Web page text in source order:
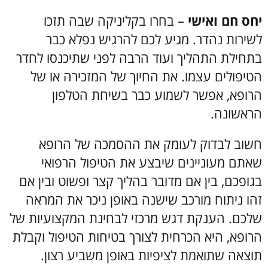
יחס חם ואישי – בחרו בקליניקה שבה תזכו
לשירות נהדר. מגיע לכם להרגיש נפלא כבר
בתחילת התהליך ועוד הרבה לפני שתיכנסו לחדר
הטיפולים עצמו. את החיוך של המזכירה או של
הרופא, אפשר לשמוע כבר בשיחת הטלפון
הראשונה.
חשוב לבדוק לעומק את ההסמכה של הרופא
שאתם מעוניינים שיבצע את הטיפול הרפואי
בגופכם, בין אם מדובר בהליך קצר ופשוט ובין אם
זהו ניתוח מורכב שישנה באופן ניכר את המראה
שלכם. הענקת דגש מרכזי לבחינת המקצועיות של
הרופא, היא הכרחית לצורך בטיחות הטיפול וקבלת
תוצאה שתואמת לציפיות באופן משביע רצון.